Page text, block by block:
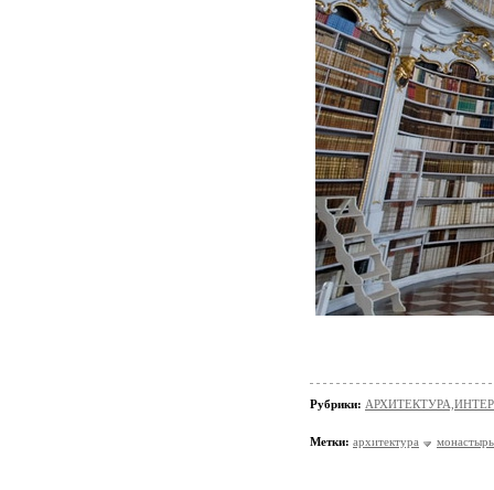
Рубрики:
Метки: архитектура монастырь